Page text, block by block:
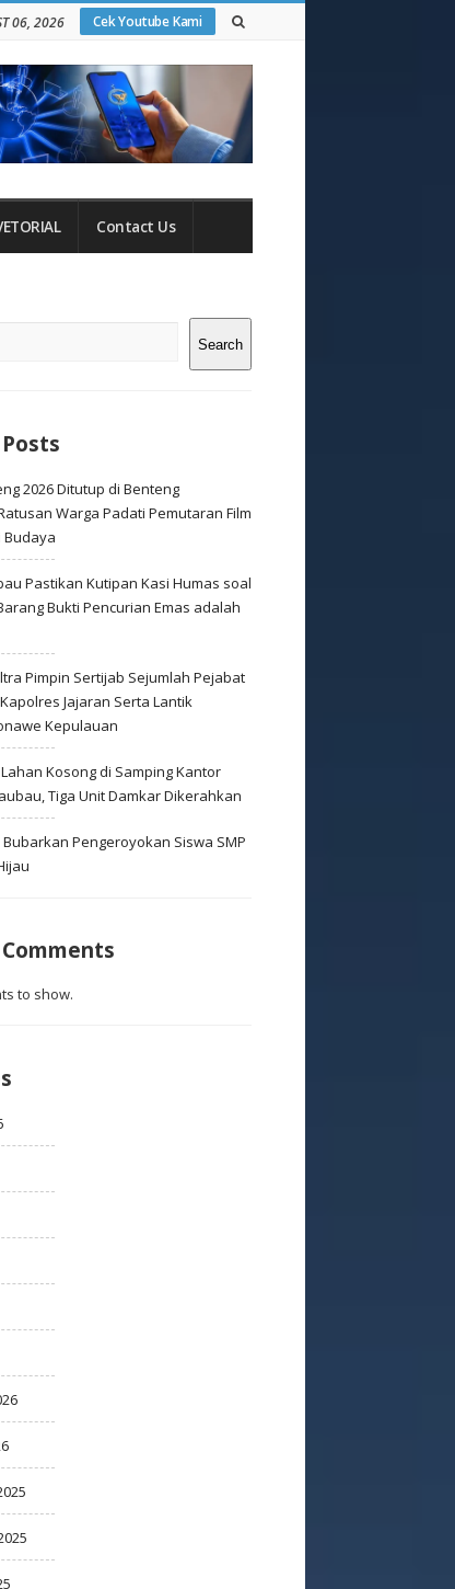
Cek Youtube Kami
06, 2026
Contact Us
Search
2026 Ditutup di Benteng
Warga Padati Pemutaran Film
Budaya
Pastikan Kutipan Kasi Humas soal
Bukti Pencurian Emas adalah
Pimpin Sertijab Sejumlah Pejabat
Jajaran Serta Lantik
Kepulauan
Kosong di Samping Kantor
Tiga Unit Damkar Dikerahkan
Pengeroyokan Siswa SMP
to show.